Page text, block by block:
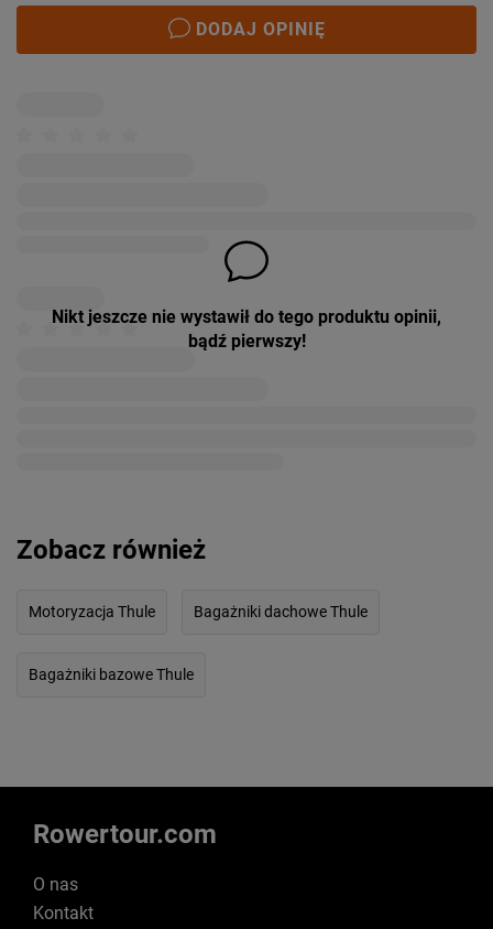
DODAJ OPINIĘ
Nikt jeszcze nie wystawił do tego produktu opinii,
bądź pierwszy!
Zobacz również
Motoryzacja Thule Bagażniki dachowe Thule
Bagażniki bazowe Thule
Rowertour.com
O nas
Kontakt